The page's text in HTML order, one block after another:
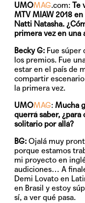
UMOMAG.com:Te
MTV MIAW 2018
Natti Natasha.
primera vez en una
Becky G: Fue
los premios. Fue
estar en el país de
compartir
la primera vez.
UMOMAG:Mucha
querrá saber, ¿para
solitario por allá?
BG: Ojalá muy
porque estamos
mi proyecto en
audiciones… A
Demi Lovato en
en Brasil y estoy
sí, a ver qué pasa.